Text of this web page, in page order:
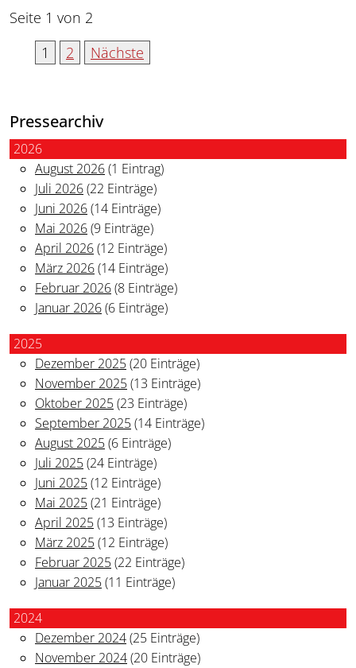
Seite 1 von 2
1
2 Nächste
Pressearchiv
2026
August 2026(1 Eintrag)
Juli 2026(22 Einträge)
Juni 2026(14 Einträge)
Mai 2026(9 Einträge)
April 2026(12 Einträge)
März 2026(14 Einträge)
Februar 2026(8 Einträge)
Januar 2026(6 Einträge)
2025
Dezember 2025(20 Einträge)
November 2025(13 Einträge)
Oktober 2025(23 Einträge)
September 2025(14 Einträge)
August 2025(6 Einträge)
Juli 2025(24 Einträge)
Juni 2025(12 Einträge)
Mai 2025(21 Einträge)
April 2025(13 Einträge)
März 2025(12 Einträge)
Februar 2025(22 Einträge)
Januar 2025(11 Einträge)
2024
Dezember 2024(25 Einträge)
November 2024(20 Einträge)